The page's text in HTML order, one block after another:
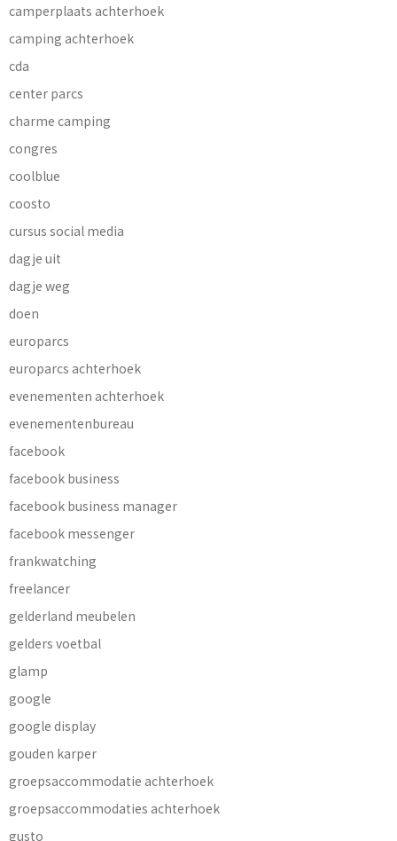
camperplaats achterhoek
camping achterhoek
cda
center parcs
charme camping
congres
coolblue
coosto
cursus social media
dagje uit
dagje weg
doen
europarcs
europarcs achterhoek
evenementen achterhoek
evenementenbureau
facebook
facebook business
facebook business manager
facebook messenger
frankwatching
freelancer
gelderland meubelen
gelders voetbal
glamp
google
google display
gouden karper
groepsaccommodatie achterhoek
groepsaccommodaties achterhoek
gusto